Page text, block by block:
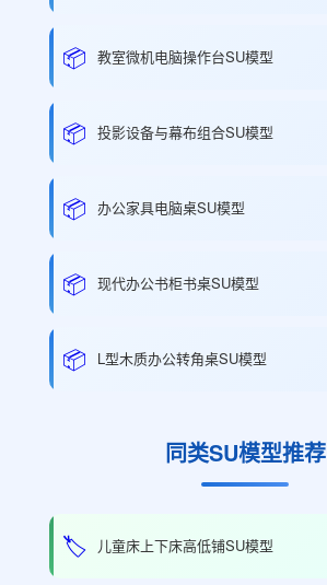
📦 教室微机电脑操作台SU模型
📦 投影设备与幕布组合SU模型
📦 办公家具电脑桌SU模型
📦 现代办公书柜书桌SU模型
📦 L型木质办公转角桌SU模型
同类SU模型推荐
🏷️ 儿童床上下床高低铺SU模型